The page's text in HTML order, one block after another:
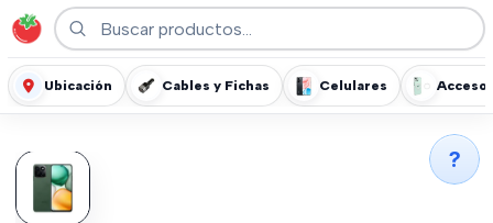
Ubicación Cables y Fichas Celulares
?